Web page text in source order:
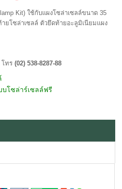
Kit) ใช้กับแผงโซล่าเซลล์ขนาด 35
โซล่าเซลล์ ตัวยึดท้ายอะลูมิเนียมแผง
โทร (02) 538-8287-88
บโซล่าร์เซลล์ฟรี